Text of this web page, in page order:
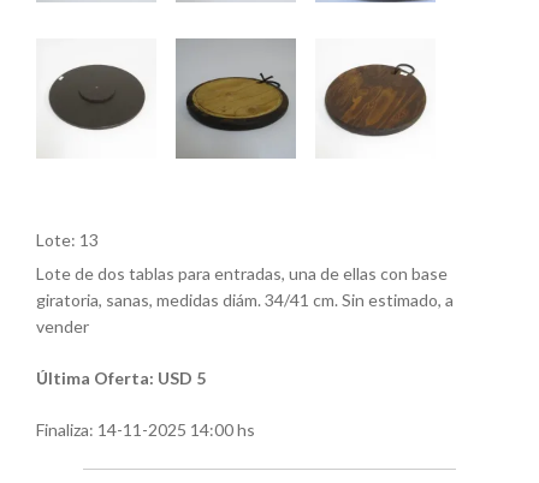
Lote: 13
Lote de dos tablas para entradas, una de ellas con base
giratoria, sanas, medidas diám. 34/41 cm. Sin estimado, a
vender
Última Oferta: USD 5
Finaliza: 14-11-2025 14:00 hs